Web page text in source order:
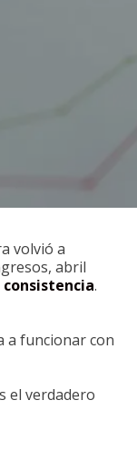
volvió a
abril
consistencia.
a funcionar con
el verdadero